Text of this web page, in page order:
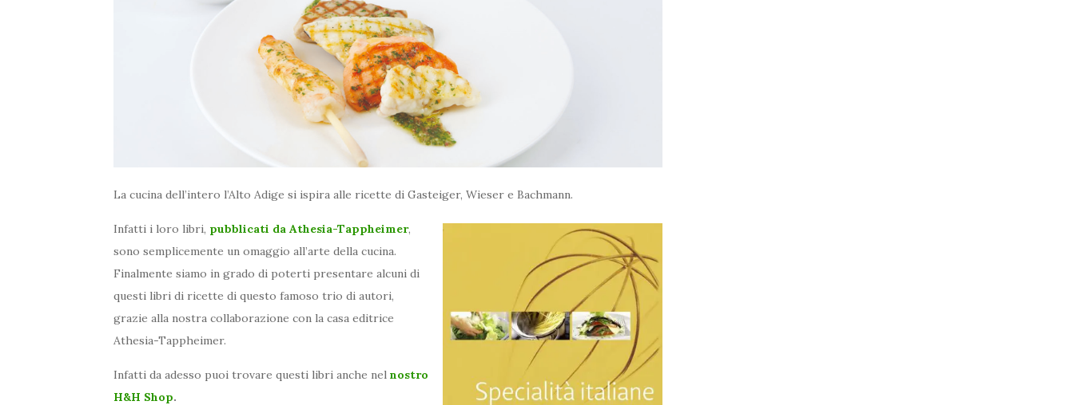
La cucina dell’intero l’Alto Adige si ispira alle ricette di Gasteiger, Wieser e Bachmann.
Infatti i loro libri, pubblicati da Athesia-Tappheimer,
sono semplicemente un omaggio all’arte della cucina.
Finalmente siamo in grado di poterti presentare alcuni di
questi libri di ricette di questo famoso trio di autori,
grazie alla nostra collaborazione con la casa editrice
Athesia-Tappheimer.
Infatti da adesso puoi trovare questi libri anche nel nostro
H&H Shop.